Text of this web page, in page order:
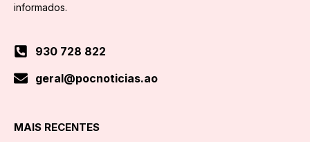
informados.
930 728 822
geral@pocnoticias.ao
MAIS RECENTES